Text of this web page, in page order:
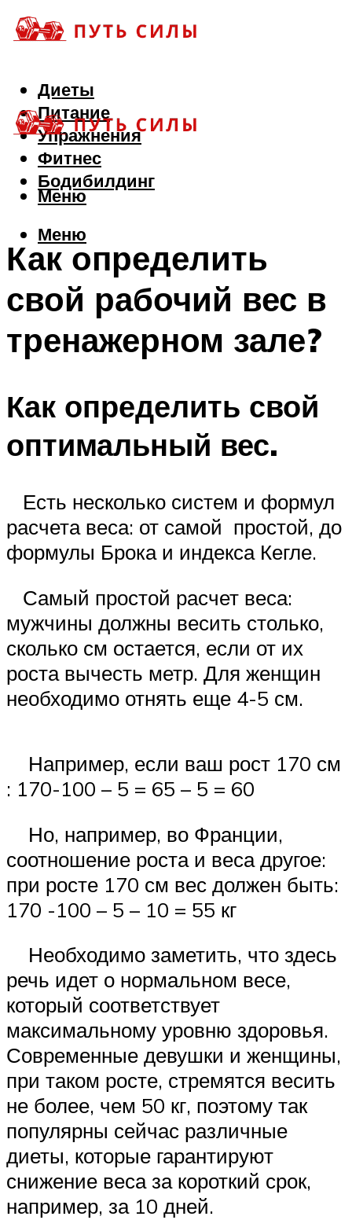
Диеты
Питание
Упражнения
Фитнес
Бодибилдинг
Меню
Меню
Как определить
свой рабочий вес в
тренажерном зале?
Как определить свой
оптимальный вес.
Есть несколько систем и формул
расчета веса: от самой простой, до
формулы Брока и индекса Кегле.
Самый простой расчет веса:
мужчины должны весить столько,
сколько см остается, если от их
роста вычесть метр. Для женщин
необходимо отнять еще 4-5 см.
Например, если ваш рост 170 см
: 170-100 – 5 = 65 – 5 = 60
Но, например, во Франции,
соотношение роста и веса другое:
при росте 170 см вес должен быть:
170 -100 – 5 – 10 = 55 кг
Необходимо заметить, что здесь
речь идет о нормальном весе,
который соответствует
максимальному уровню здоровья.
Современные девушки и женщины,
при таком росте, стремятся весить
не более, чем 50 кг, поэтому так
популярны сейчас различные
диеты, которые гарантируют
снижение веса за короткий срок,
например, за 10 дней.